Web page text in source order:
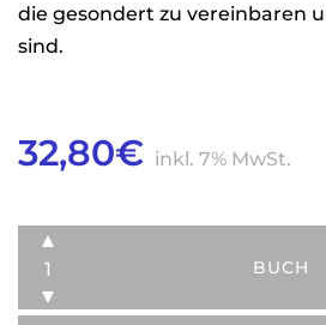
die gesondert zu vereinbaren
sind.
32,80€ inkl. 7% MwSt.
BUCH